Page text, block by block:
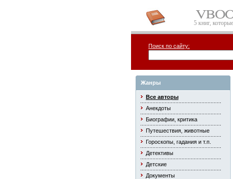
5 книг,
Поиск по сайту:
Жанры
Все авторы
Анекдоты
Биографии, критика
Путешествия, животные
Гороскопы, гадания и т.п.
Детективы
Детские
Документы